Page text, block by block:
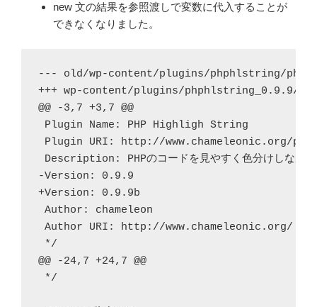
new 文の結果を参照渡しで変数に代入することが
できなくなりました。
--- old/wp-content/plugins/phphlstring/
+++ wp-content/plugins/phphlstring_0.9.9/
@@ -3,7 +3,7 @@
Plugin Name: PHP Highligh String
Plugin URI: http://www.chameleonic.org/
Description: PHPのコードを見やすく色分けしなが
-Version: 0.9.9
+Version: 0.9.9b
Author: chameleon
Author URI: http://www.chameleonic.org/
*/
@@ -24,7 +24,7 @@
*/